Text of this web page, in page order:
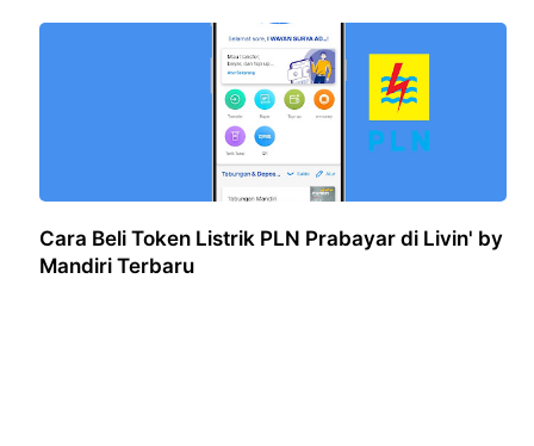
Cara Beli Token Listrik PLN Prabayar di Livin' by
Mandiri Terbaru